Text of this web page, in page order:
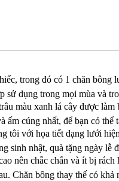
trong đó có 1 chăn
sử dụng trong mọi mùa và
màu xanh lá cây được
ấm cúng nhất, để bạn có
tôi với họa tiết dạng lưới
sinh nhật, quà tặng ngày lễ
nên chắc chắn và ít bị
Chăn bông thay thế có